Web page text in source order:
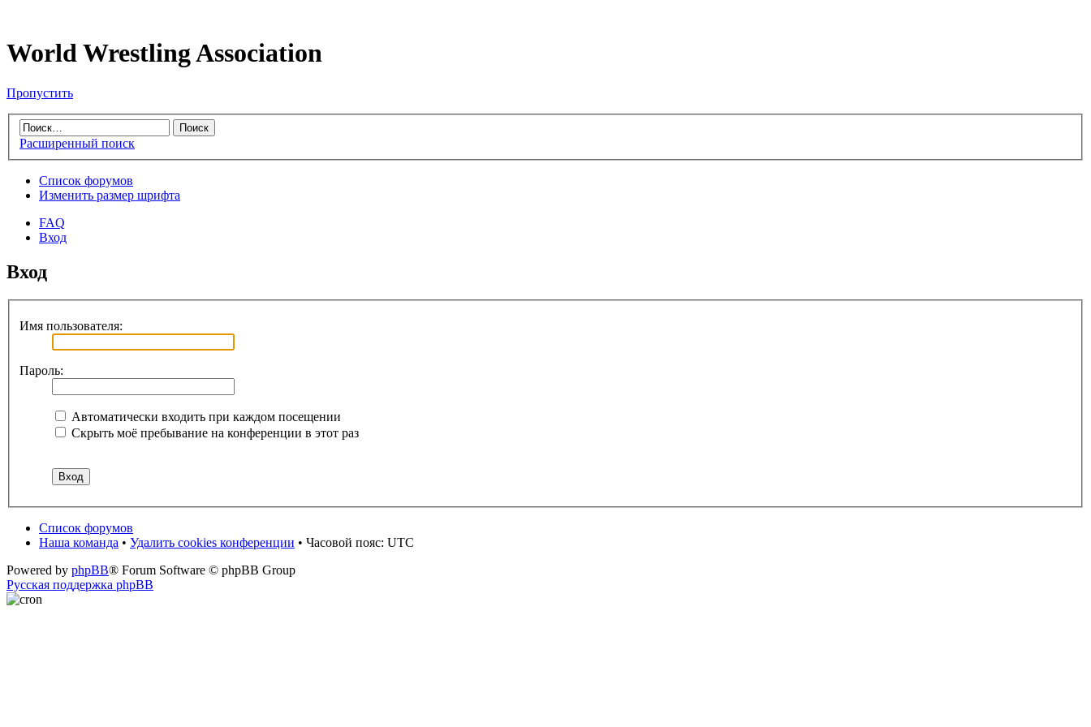
World Wrestling Association
Пропустить
Расширенный поиск
Список форумов
Изменить размер шрифта
FAQ
Вход
Вход
Имя пользователя:
Пароль:
Автоматически входить при каждом посещении
Скрыть моё пребывание на конференции в этот раз
Список форумов
Наша команда • Удалить cookies конференции • Часовой пояс: UTC
Powered by phpBB® Forum Software © phpBB Group
Русская поддержка phpBB